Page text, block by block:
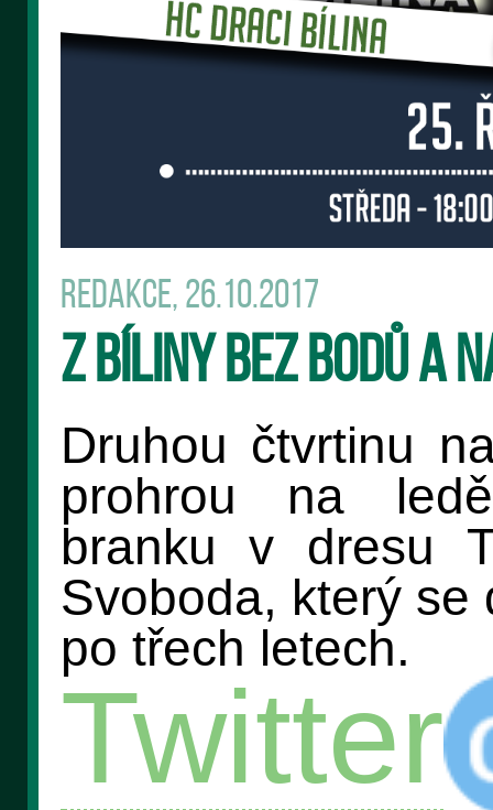
Redakce, 26.10.2017
Z Bíliny bez bodů a
Druhou čtvrtinu
prohrou na
branku v dresu
Svoboda, který se
po třech letech.
Twitter